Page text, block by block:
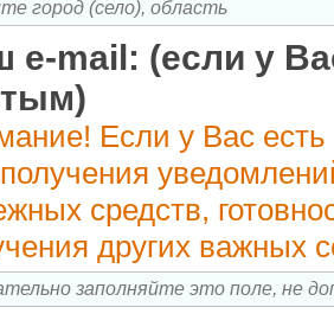
e-mail: (если у
Если у Вас
средств,
других важных